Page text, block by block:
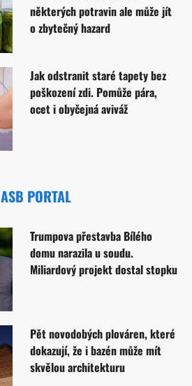
některých potravin ale může jít
o zbytečný hazard
Jak odstranit staré tapety bez
poškození zdi. Pomůže pára,
ocet i obyčejná aviváž
ASB PORTAL
Trumpova přestavba Bílého
domu narazila u soudu.
Miliardový projekt dostal stopku
Pět novodobých plováren, které
dokazují, že i bazén může mít
skvělou architekturu